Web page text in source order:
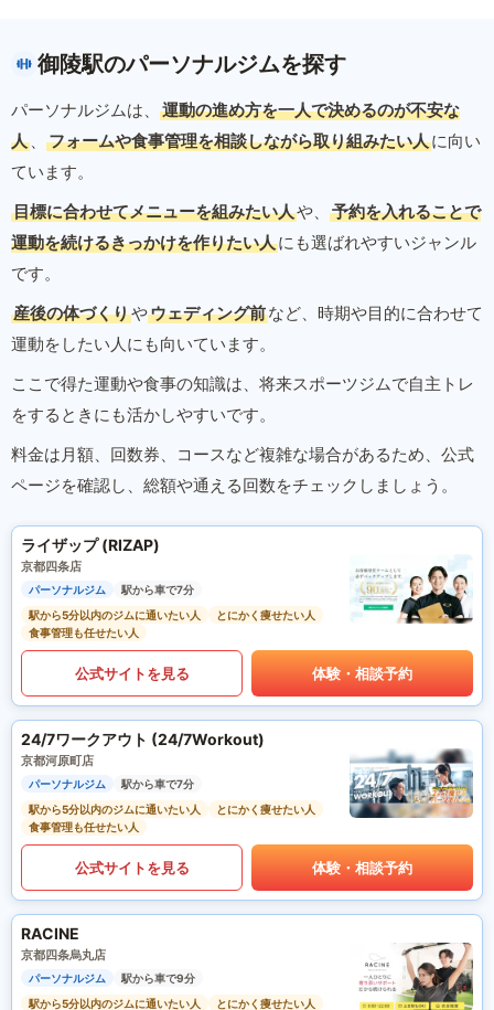
御陵駅のパーソナルジムを探す
パーソナルジムは、
運動の進め方を一人で決めるのが不安な
人 、 フォームや食事管理を相談しながら取り組みたい人に向い
ています。
目標に合わせてメニューを組みたい人や、
予約を入れることで
運動を続けるきっかけを作りたい人にも選ばれやすいジャンル
です。
産後の体づくりやウェディング前など、時期や目的に合わせて
運動をしたい人にも向いています。
ここで得た運動や食事の知識は、将来スポーツジムで自主トレ
をするときにも活かしやすいです。
料金は月額、回数券、コースなど複雑な場合があるため、公式
ページを確認し、総額や通える回数をチェックしましょう。
ライザップ (RIZAP)
京都四条店
パーソナルジム
駅から車で7分
駅から5分以内のジムに通いたい人
とにかく痩せたい人
食事管理も任せたい人
公式サイトを見る 体験・相談予約
24/7ワークアウト (24/7Workout)
京都河原町店
パーソナルジム
駅から車で7分
駅から5分以内のジムに通いたい人
とにかく痩せたい人
食事管理も任せたい人
公式サイトを見る 体験・相談予約
RACINE
京都四条烏丸店
パーソナルジム
駅から車で9分
駅から5分以内のジムに通いたい人
とにかく痩せたい人